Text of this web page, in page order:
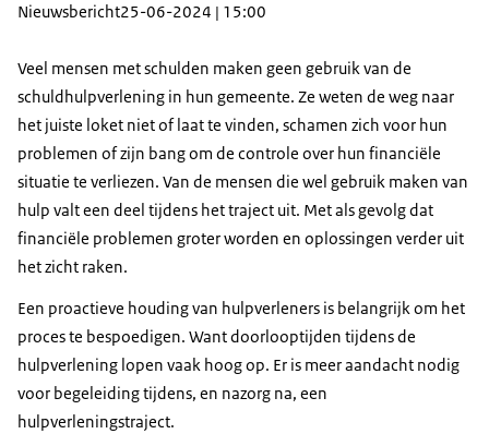
Nieuwsbericht25-06-2024 | 15:00
Veel mensen met schulden maken geen gebruik van de
schuldhulpverlening in hun gemeente. Ze weten de weg naar
het juiste loket niet of laat te vinden, schamen zich voor hun
problemen of zijn bang om de controle over hun financiële
situatie te verliezen. Van de mensen die wel gebruik maken van
hulp valt een deel tijdens het traject uit. Met als gevolg dat
financiële problemen groter worden en oplossingen verder uit
het zicht raken.
Een proactieve houding van hulpverleners is belangrijk om het
proces te bespoedigen. Want doorlooptijden tijdens de
hulpverlening lopen vaak hoog op. Er is meer aandacht nodig
voor begeleiding tijdens, en nazorg na, een
hulpverleningstraject.